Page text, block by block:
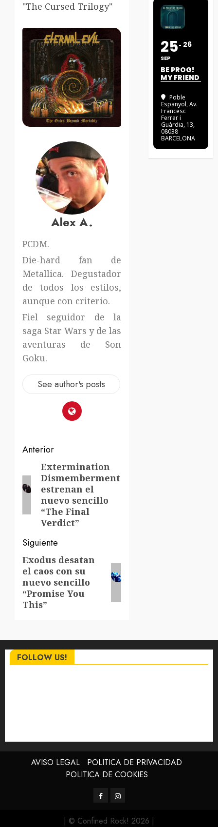
"The Cursed Trilogy"
Alex A.
PCDM.
Die-hard fan de
Metallica. Degustador
de todos los estilos,
aunque con criterio.
Fiel seguidor de la
saga Star Wars y de las
aventuras de Son
Goku.
See author's posts
Navegación
de
entradas
Anterior
Entrada
anterior:
Extermination
Dismemberment
estrenan el
nuevo sencillo
“The Final
Verdict”
Siguiente
Siguiente
entrada:
Exodus desatan
el caos con su
nuevo sencillo
“Promise You
This”
25
SEP
26
BE PROG!
MY FRIEND
Poble
Espanyol, Av.
Francesc
Ferrer i
Guàrdia, 13,
08038
BARCELONA
FOLLOW US!
AVISO LEGAL
POLITICA DE PRIVACIDAD
POLITICA DE COOKIES
FacebookInstagram
| © Confined Rock! 2026 |